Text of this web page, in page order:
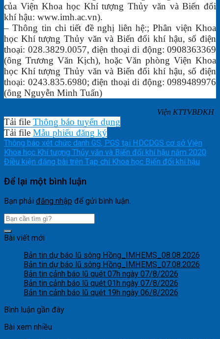
của Viện Khoa học Khí tượng Thủy văn và Biến đổi
khí hậu: www.imh.ac.vn).
– Thông tin chi tiết đề nghị liên hệ:; Phân viện Khoa
học Khí tượng Thủy văn và Biến đổi khí hậu, số điện
thoại: 028.3829.0057, điện thoại di động: 0908363369
(ông Trương Văn Kịch), hoặc Văn phòng Viện Khoa
học Khí tượng Thủy văn và Biến đổi khí hậu, số điện
thoại: 0243.835.6980; điện thoại di động: 0989489976
(ông Nguyễn Minh Tuấn)
Viện KTTVBĐKH
Tải file Thông báo tuyển dụng
Tải file Mẫu phiếu đăng ký
Thông báo xét chức danh GS, PGS tại HDCDGS cơ sở Viện
Khoa học Khí tượng Thủy văn và Biến đổi khí hậu năm 2020
Điều kiện đăng bài trên Tạp chí Khoa học Biến đổi khí hậu
Để lại một bình luận
Bạn phải đăng nhập để gửi bình luận.
Bài viết mới
Bản tin dự báo lũ sông Hồng_IMHEMS_08.08.2026
Bản tin dự báo lũ sông Hồng_IMHEMS_07.08.2026
Bản tin cảnh báo lũ quét 07h ngày 07/8/2026
Bản tin cảnh báo lũ quét 01h ngày 07/8/2026
Bản tin cảnh báo lũ quét 19h ngày 06/8/2026
Bình luận gần đây
Bài xem nhiều